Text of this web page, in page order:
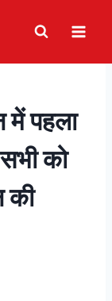
में पहला
को
की